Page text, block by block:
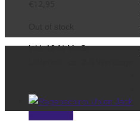
inkl. 19 % MwSt.